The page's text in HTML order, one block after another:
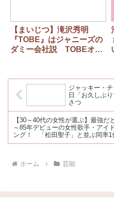
【まいじつ】滝沢秀明
『TOBE』はジャニーズの
ダミー会社説 TOBEオー
ジャッキー・
日「お久しぶ
さつ
【30～40代の女性が選ぶ】最強だ
～85年デビューの女性歌手・アイ
ング！ 「松田聖子」と並ぶ同率1
ホーム 芸能